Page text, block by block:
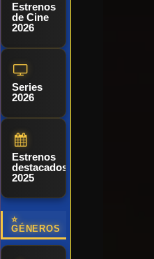
Estrenos
de Cine
2026
Series
2026
Estrenos
destacados
2025
⭐
GÉNEROS